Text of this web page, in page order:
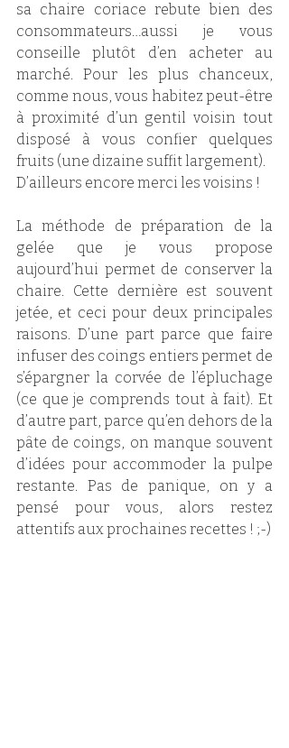
sa chaire coriace rebute bien des
consommateurs…aussi je vous
conseille plutôt d’en acheter au
marché. Pour les plus chanceux,
comme nous, vous habitez peut-être
à proximité d’un gentil voisin tout
disposé à vous confier quelques
fruits (une dizaine suffit largement).
D’ailleurs encore merci les voisins !
La méthode de préparation de la
gelée que je vous propose
aujourd’hui permet de conserver la
chaire. Cette dernière est souvent
jetée, et ceci pour deux principales
raisons. D’une part parce que faire
infuser des coings entiers permet de
s’épargner la corvée de l’épluchage
(ce que je comprends tout à fait). Et
d’autre part, parce qu’en dehors de la
pâte de coings, on manque souvent
d’idées pour accommoder la pulpe
restante. Pas de panique, on y a
pensé pour vous, alors restez
attentifs aux prochaines recettes ! ;-)